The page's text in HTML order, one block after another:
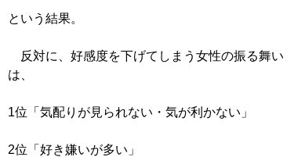
という結果。
反対に、好感度を下げてしまう女性の振る舞い
は、
1位「気配りが見られない・気が利かない」
2位「好き嫌いが多い」